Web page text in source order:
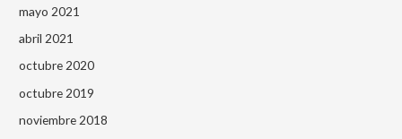
mayo 2021
abril 2021
octubre 2020
octubre 2019
noviembre 2018